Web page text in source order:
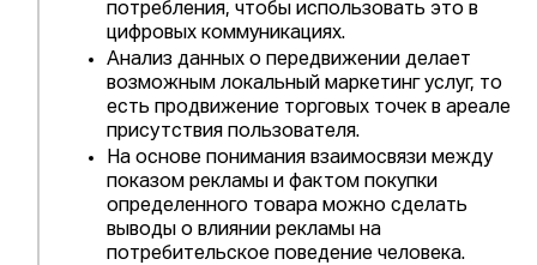
потребления, чтобы использовать это в
цифровых коммуникациях.
Анализ данных о передвижении делает
возможным локальный маркетинг услуг, то
есть продвижение торговых точек в ареале
присутствия пользователя.
На основе понимания взаимосвязи между
показом рекламы и фактом покупки
определенного товара можно сделать
выводы о влиянии рекламы на
потребительское поведение человека.